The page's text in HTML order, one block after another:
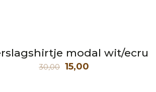
modal wit/ecru
30,00 Oorspronkelijke
15,00